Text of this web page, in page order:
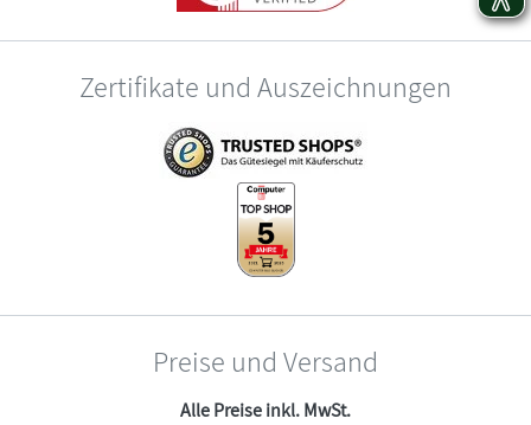
Zertifikate und Auszeichnungen
Preise und Versand
Alle Preise inkl. MwSt.